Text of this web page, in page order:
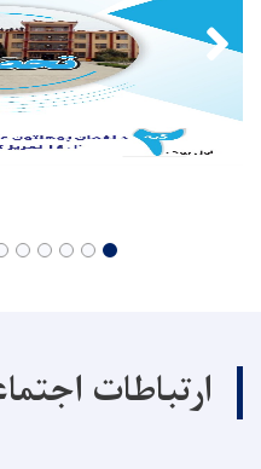
ارتباطات